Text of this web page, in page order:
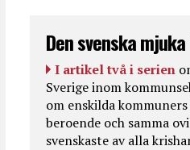
Den svenska
I artikel två i serien
Sverige inom
om enskilda
beroende och samma
svenskaste av alla